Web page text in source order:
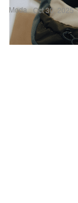
Moda Oct 30, 2025